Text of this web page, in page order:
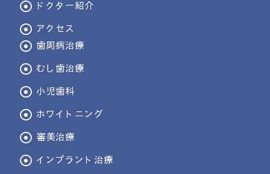
ドクター紹介
アクセス
歯周病治療
むし歯治療
小児歯科
ホワイトニング
審美治療
インプラント治療